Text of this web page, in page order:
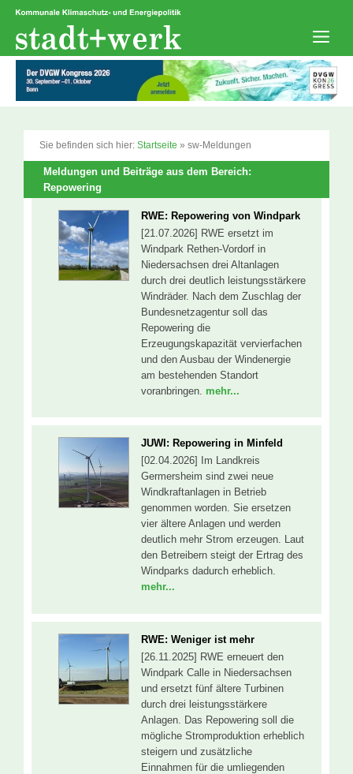
Zum
springen
Sie befinden sich hier: Startseite » sw-Meldungen
Meldungen und Beiträge aus dem Bereich:
Repowering
RWE: Repowering von Windpark
[21.07.2026] RWE ersetzt im
Windpark Rethen-Vordorf in
Niedersachsen drei Altanlagen
durch drei deutlich leistungsstärkere
Windräder. Nach dem Zuschlag der
Bundesnetzagentur soll das
Repowering die
Erzeugungskapazität vervierfachen
und den Ausbau der Windenergie
am bestehenden Standort
voranbringen. mehr...
JUWI: Repowering in Minfeld
[02.04.2026] Im Landkreis
Germersheim sind zwei neue
Windkraftanlagen in Betrieb
genommen worden. Sie ersetzen
vier ältere Anlagen und werden
deutlich mehr Strom erzeugen. Laut
den Betreibern steigt der Ertrag des
Windparks dadurch erheblich.
mehr...
RWE: Weniger ist mehr
[26.11.2025] RWE erneuert den
Windpark Calle in Niedersachsen
und ersetzt fünf ältere Turbinen
durch drei leistungsstärkere
Anlagen. Das Repowering soll die
mögliche Stromproduktion erheblich
steigern und zusätzliche
Einnahmen für die umliegenden